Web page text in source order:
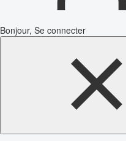
Bonjour, Se connecter